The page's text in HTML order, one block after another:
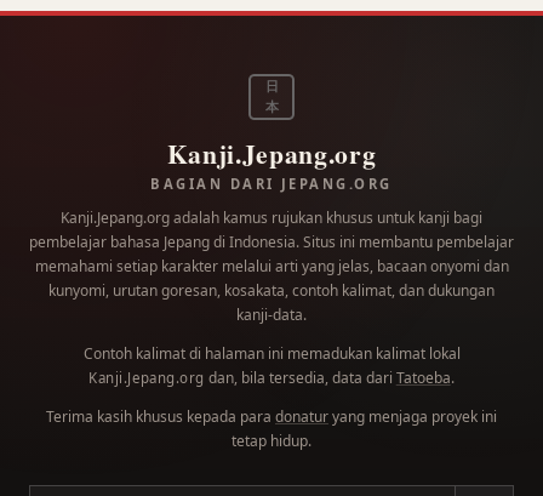
日
本
Kanji.Jepang.org
BAGIAN DARI JEPANG.ORG
Kanji.Jepang.org adalah kamus rujukan khusus untuk kanji bagi
pembelajar bahasa Jepang di Indonesia. Situs ini membantu pembelajar
memahami setiap karakter melalui arti yang jelas, bacaan onyomi dan
kunyomi, urutan goresan, kosakata, contoh kalimat, dan dukungan
kanji-data.
Contoh kalimat di halaman ini memadukan kalimat lokal
Kanji.Jepang.org dan, bila tersedia, data dari Tatoeba.
Terima kasih khusus kepada para donaturyang menjaga proyek ini
tetap hidup.